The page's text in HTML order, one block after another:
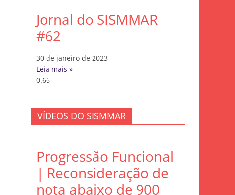
Jornal do SISMMAR
#62
30 de janeiro de 2023
Leia mais »
VÍDEOS DO SISMMAR
Progressão Funcional
| Reconsideração de
nota abaixo de 900